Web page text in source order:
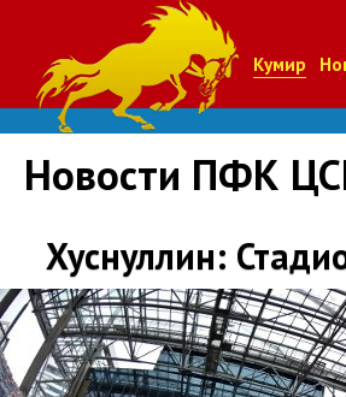
Кумир
Новости ПФК
Хуснуллин: